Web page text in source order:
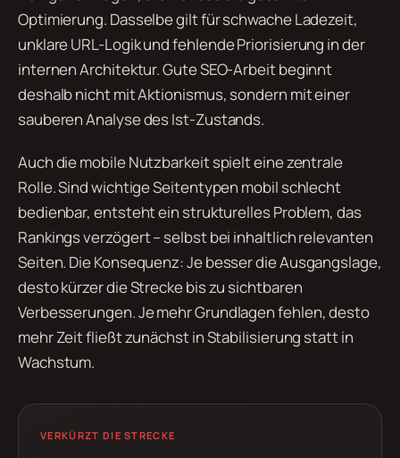
Optimierung. Dasselbe gilt für schwache Ladezeit,
unklare URL-Logik und fehlende Priorisierung in der
internen Architektur. Gute SEO-Arbeit beginnt
deshalb nicht mit Aktionismus, sondern mit einer
sauberen Analyse des Ist-Zustands.
Auch die mobile Nutzbarkeit spielt eine zentrale
Rolle. Sind wichtige Seitentypen mobil schlecht
bedienbar, entsteht ein strukturelles Problem, das
Rankings verzögert – selbst bei inhaltlich relevanten
Seiten. Die Konsequenz: Je besser die Ausgangslage,
desto kürzer die Strecke bis zu sichtbaren
Verbesserungen. Je mehr Grundlagen fehlen, desto
mehr Zeit fließt zunächst in Stabilisierung statt in
Wachstum.
VERKÜRZT DIE STRECKE